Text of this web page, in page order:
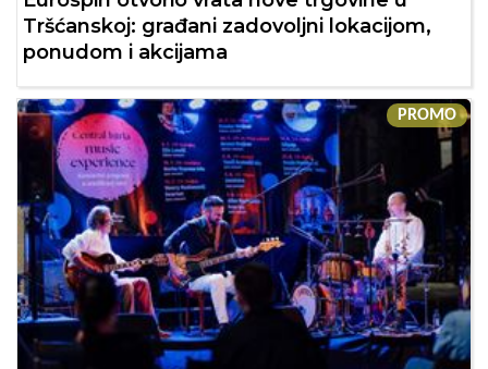
Tršćanskoj: građani zadovoljni lokacijom,
ponudom i akcijama
PROMO